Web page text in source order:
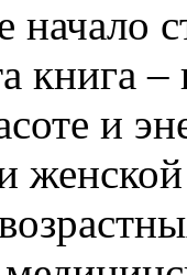
начало
книга
и